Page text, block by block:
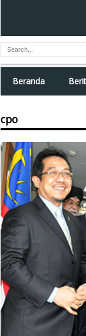
Beranda
cpo